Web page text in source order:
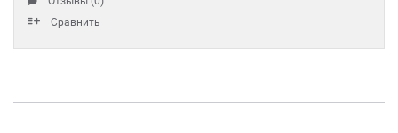
Сравнить